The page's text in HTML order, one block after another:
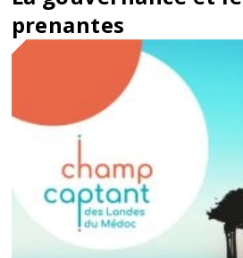
prenantes